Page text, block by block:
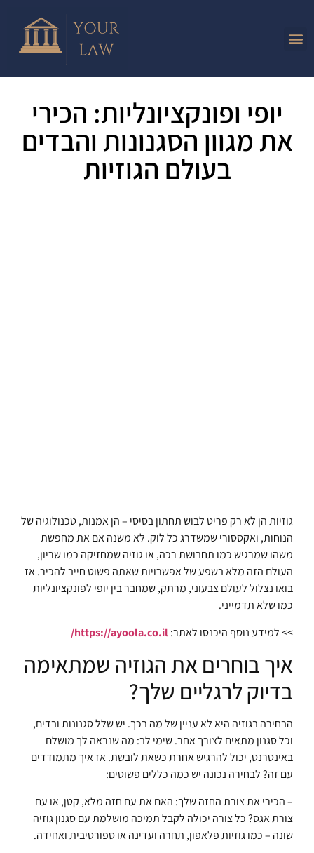
יופי ופונקציונליות: הכירי
את מגוון הסגנונות והבדים
בעולם הגוזיות
גוזיות הן לא רק פריט לבוש תחתון בסיסי – הן אמנות, טכנולוגיה של
הנוחות, ואקססורי שמשדרג כל לוק. לא משנה אם את מחפשת
משהו שמרגיש כמו תחבושת רכה, או גוזיה שמחזיקה כמו שריון,
העולם הזה מלא בשפע של אפשרויות שאתה פשוט חייב להכיר. אז
בואו נצלול לעולם צבעוני, מרתק, שמחבר בין יופי לפונקציונליות
כמו שלא תדמייני.
>> למידע נוסף היכנסו לאתר:https://ayoola.co.il/
איך בוחרים את הגוזיה שמתאימה
בדיוק לרגליים שלך?
הבחירה בגוזיה היא לא עניין של מה בכך. יש שלל סגנונות ובדים,
וכל סגנון מתאים לצורך אחר. שימי לב: מה שנראה לך מושלם
באינטרנט, יכול להרגיש אחרת כשאת לובשת. אז איך מתמודדים
עם זה? לבחירה נכונה יש כמה כללים פשוטים:
– הכירי את צורת החזה שלך: האם את עם חזה מלא, קטן, או עם
צורת אגס? כל צורה יכולה לקבל תמיכה מושלמת עם סגנון גוזיה
שונה – כמו גוזיות פלאפון, תחרה ועדינה או ספורטיבית ואחידה.